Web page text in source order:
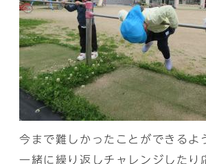
今まで難しかったことができるよ
一緒に繰り返しチャレンジしたり